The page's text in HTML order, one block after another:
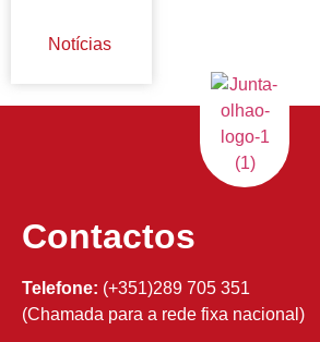
Notícias
Contactos
Telefone: (+351)289 705 351
(Chamada para a rede fixa nacional)